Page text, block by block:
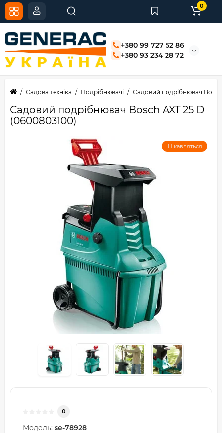
+380 99 727 52 86
+380 93 234 28 72
0
Садова техніка Подрібнювачі Садовий подрібнювач
Садовий подрібнювач Bosch AXT 25 D
(0600803100)
Цікавляться
0
Модель: se-78928